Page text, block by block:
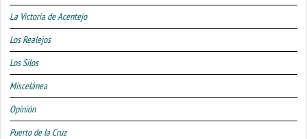
La Victoria de Acentejo
Los Realejos
Los Silos
Miscelánea
Opinión
Puerto de la Cruz